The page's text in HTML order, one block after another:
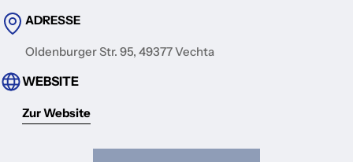
ADRESSE
Oldenburger Str. 95, 49377 Vechta
WEBSITE
Zur Website